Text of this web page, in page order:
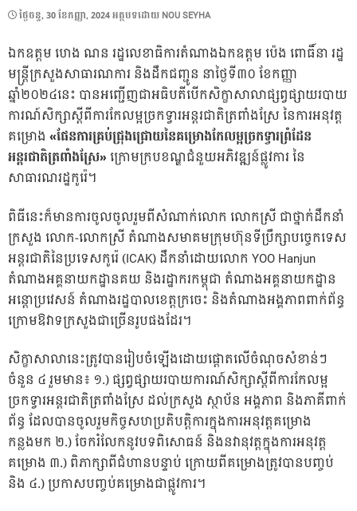
POSTED
ថ្ងៃ​ចន្ទ, 30 ខែ​កញ្ញា, 2024អត្ថបទដោយ NOU SEYHA
ឯកឧត្តម ហេង ណន រដ្ឋលេខាធិការតំណាងឯកឧត្តម ប៉េង ពោធិ៍នា រដ្ឋ
មន្ត្រីក្រសួងសាធារណការ និងដឹកជញ្ជូន នាថ្ងៃទី៣០ ខែកញ្ញា
ឆ្នាំ២០២៤នេះ បានអញ្ជើញជាអធិបតីបើកសិក្ខាសាលាផ្សព្វផ្សាយ​របាយ
ការណ៍សិក្សាស្តីពីការកែលម្អច្រកទ្វារអន្តរជាតិត្រពាំងស្រែ នៃការអនុវត្ត
គម្រោង «ផែនការគ្រប់ជ្រុងជ្រោយនៃគម្រោងកែលម្អច្រកទ្វារព្រំដែន
អន្តរជាតិត្រពាំងស្រែ»ក្រោមក្របខណ្ឌជំនួយអភិវឌ្ឍន៍ផ្លូវការ នៃ
សាធារណរដ្ឋកូរ៉េ។
ពិធីនេះក៏មា​នការចូលចូលរួមពីសំណាក់លោក លោកស្រី ជាថ្នាក់ដឹកនាំ
ក្រសួង លោក-លោកស្រី តំណាងសមាគមក្រុមហ៊ុនទីប្រឹក្សាបច្ចេកទេស
អន្តរជាតិនៃប្រទេសកូរ៉េ (ICAK) ដឹកនាំដោយលោក YOO Hanjun
តំណាងអគ្គនាយកដ្ឋានគយ និងរដ្ឋាករកម្ពុជា តំណាងអគ្គនាយកដ្ឋាន
អន្តោប្រវេសន៍ តំណាងរដ្ឋបាលខេត្តក្រចេះ និងតំណាងអង្គភាពពាក់ព័ន្ធ
ក្រោមឱវាទក្រសួងជាច្រើនរូបផងដែរ។
សិក្ខាសាលានេះត្រូវបានរៀបចំឡើងដោយផ្តោតលើចំណុចសំខាន់ៗ
ចំនួន ៤ រួមមាន៖ ១.) ផ្សព្វផ្សាយរបាយការណ៍សិក្សាស្តីពីការកែលម្អ
ច្រកទ្វារអន្តរជាតិត្រពាំងស្រែ ដល់ក្រសួង ស្ថាប័ន អង្គភាព និងភាគីពាក់
ព័ន្ធ ដែលបានចូលរួមកិច្ចសហប្រតិបត្តិការក្នុងការអនុវត្តគម្រោង
កន្លងមក ២.) ចែករំលែកនូវបទពិសោធន៍ និងនវានុវត្តក្នុងការអនុវត្ត
គម្រោង ៣.) ពិភាក្សាពីជំហានបន្ទាប់ ក្រោយពីគម្រោងត្រូវបានបញ្ចប់
និង ៤.) ប្រកាសបញ្ចប់គម្រោងជាផ្លូវការ។